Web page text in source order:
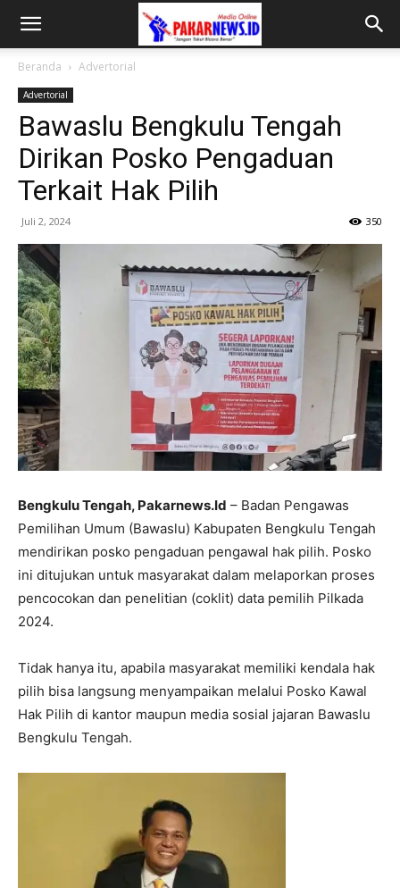
Beranda Advertorial
Advertorial
Bawaslu Bengkulu Tengah
Dirikan Posko Pengaduan
Terkait Hak Pilih
Juli 2, 2024 350
Bengkulu Tengah, Pakarnews.Id – Badan Pengawas
Pemilihan Umum (Bawaslu) Kabupaten Bengkulu Tengah
mendirikan posko pengaduan pengawal hak pilih. Posko
ini ditujukan untuk masyarakat dalam melaporkan proses
pencocokan dan penelitian (coklit) data pemilih Pilkada
2024.
Tidak hanya itu, apabila masyarakat memiliki kendala hak
pilih bisa langsung menyampaikan melalui Posko Kawal
Hak Pilih di kantor maupun media sosial jajaran Bawaslu
Bengkulu Tengah.